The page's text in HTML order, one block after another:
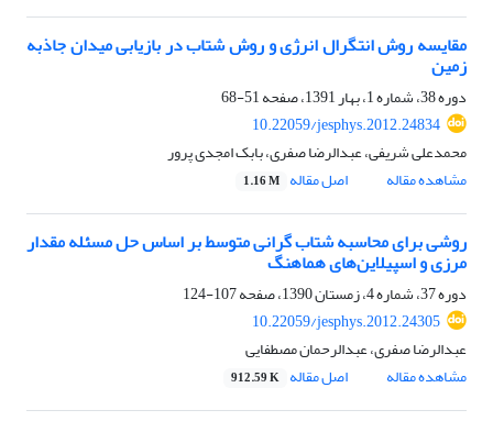
مقایسه روش انتگرال انرژی و روش شتاب در بازیابی میدان جاذبه
زمین
دوره 38، شماره 1، بهار 1391، صفحه
51-68
10.22059/jesphys.2012.24834
محمدعلی شریفی، عبدالرضا صفری، بابک امجدی پرور
مشاهده مقاله
اصل مقاله 1.16 M
روشی برای محاسبه شتاب گرانی متوسط بر اساس حل مسئله مقدار
مرزی و اسپیلاین‌های هماهنگ
دوره 37، شماره 4، زمستان 1390، صفحه
107-124
10.22059/jesphys.2012.24305
عبدالرضا صفری، عبدالرحمان مصطفایی
مشاهده مقاله
اصل مقاله 912.59 K